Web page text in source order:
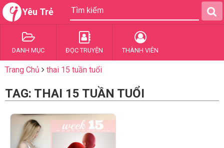
Yêu Trẻ
DANH MỤC ĐỌC TRUYỆN THÀNH VIÊN
Trang Chủ thai 15 tuần tuổi
TAG: THAI 15 TUẦN TUỔI